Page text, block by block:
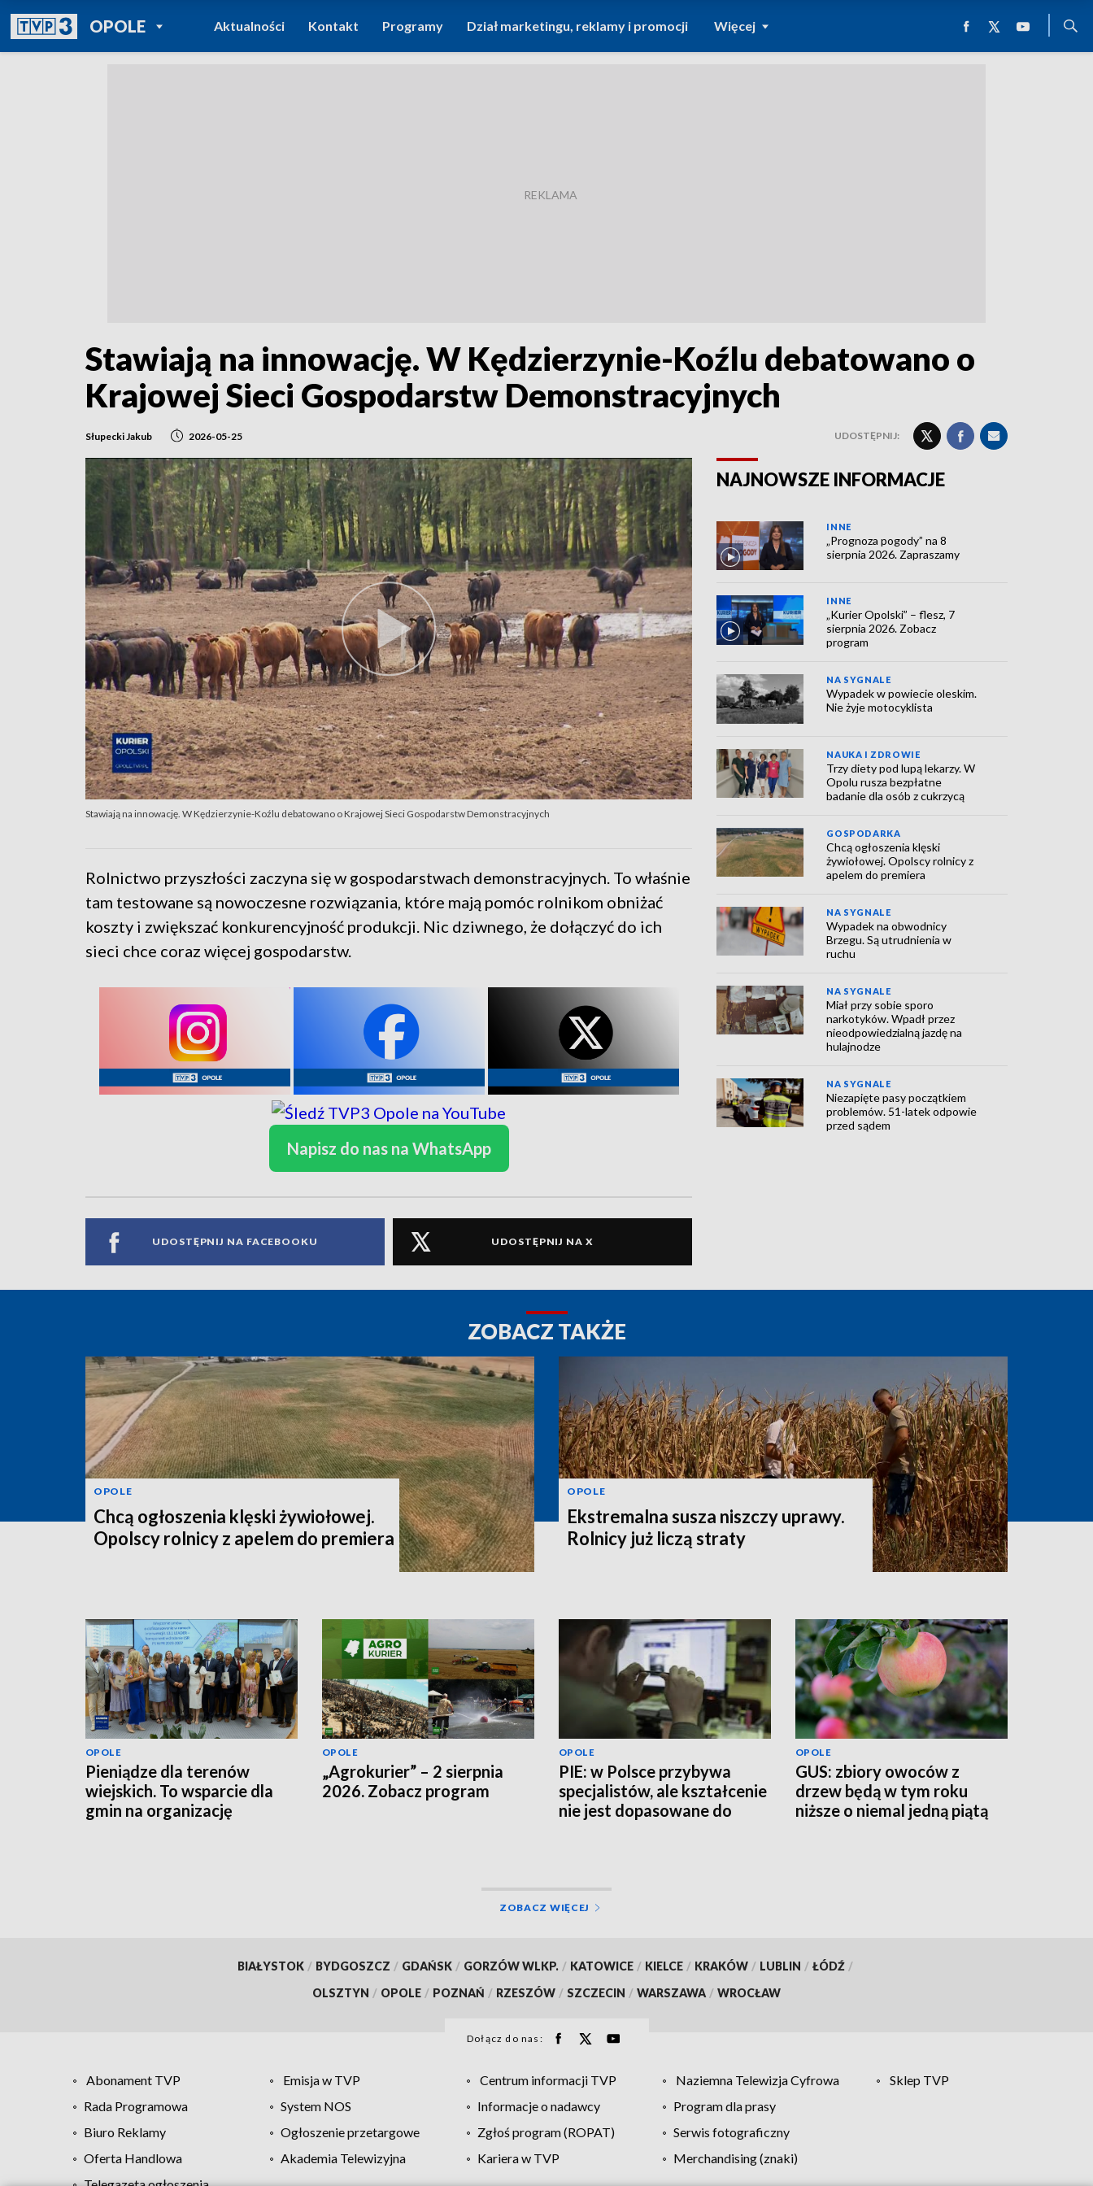
OPOLEPOWRÓT DO
TVP REGIONY
Aktualności Kontakt Programy Dział marketingu, reklamy i promocji Więcej
Stawiają na innowację. W Kędzierzynie-Koźlu debatowano o
Krajowej Sieci Gospodarstw Demonstracyjnych
Słupecki Jakub 2026-05-25 UDOSTĘPNIJ:
Stawiają na innowację. W Kędzierzynie-Koźlu debatowano o Krajowej Sieci Gospodarstw Demonstracyjnych
Rolnictwo przyszłości zaczyna się w gospodarstwach demonstracyjnych. To właśnie
tam testowane są nowoczesne rozwiązania, które mają pomóc rolnikom obniżać
koszty i zwiększać konkurencyjność produkcji. Nic dziwnego, że dołączyć do ich
sieci chce coraz więcej gospodarstw.
Napisz do nas na WhatsApp
UDOSTĘPNIJ NA FACEBOOKU UDOSTĘPNIJ NA X
NAJNOWSZE INFORMACJE
INNE
„Prognoza pogody” na 8
sierpnia 2026. Zapraszamy
INNE
„Kurier Opolski” – flesz, 7
sierpnia 2026. Zobacz
program
NA SYGNALE
Wypadek w powiecie oleskim.
Nie żyje motocyklista
NAUKA I ZDROWIE
Trzy diety pod lupą lekarzy. W
Opolu rusza bezpłatne
badanie dla osób z cukrzycą
GOSPODARKA
Chcą ogłoszenia klęski
żywiołowej. Opolscy rolnicy z
apelem do premiera
NA SYGNALE
Wypadek na obwodnicy
Brzegu. Są utrudnienia w
ruchu
NA SYGNALE
Miał przy sobie sporo
narkotyków. Wpadł przez
nieodpowiedzialną jazdę na
hulajnodze
NA SYGNALE
Niezapięte pasy początkiem
problemów. 51-latek odpowie
przed sądem
ZOBACZ TAKŻE
OPOLE
Chcą ogłoszenia klęski żywiołowej.
Opolscy rolnicy z apelem do premiera
OPOLE
Ekstremalna susza niszczy uprawy.
Rolnicy już liczą straty
OPOLE
Pieniądze dla terenów
wiejskich. To wsparcie dla
gmin na organizację
OPOLE
„Agrokurier” – 2 sierpnia
2026. Zobacz program
OPOLE
PIE: w Polsce przybywa
specjalistów, ale kształcenie
nie jest dopasowane do
OPOLE
GUS: zbiory owoców z
drzew będą w tym roku
niższe o niemal jedną piątą
ZOBACZ WIĘCEJ
BIAŁYSTOK / BYDGOSZCZ / GDAŃSK / GORZÓW WLKP. / KATOWICE / KIELCE / KRAKÓW / LUBLIN / ŁÓDŹ /
OLSZTYN / OPOLE / POZNAŃ / RZESZÓW / SZCZECIN / WARSZAWA / WROCŁAW
Dołącz do nas:
Abonament TVP Emisja w TVP Centrum informacji TVP Naziemna Telewizja Cyfrowa
Sklep TVP
Rada Programowa
System NOS Informacje o nadawcy
Program dla prasy
Biuro Reklamy
Ogłoszenie przetargowe Zgłoś program (ROPAT)
Serwis fotograficzny
Oferta Handlowa
Akademia Telewizyjna Kariera w TVP
Merchandising (znaki)